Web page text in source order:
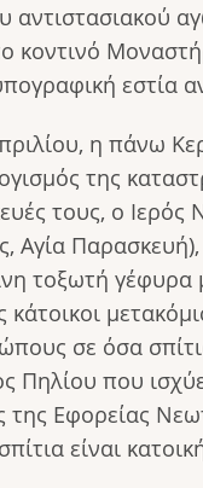
αντιστασιακού
εστία
η πάνω
της
τους, ο
τοξωτή
κάτοικοι
σε όσα
Πηλίου που
της Εφορείας
είναι